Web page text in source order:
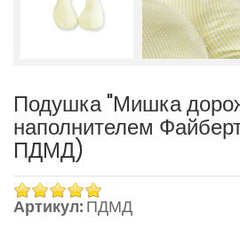
Подушка "Мишка
наполнителем
ПДМД)
Артикул: ПДМД
3